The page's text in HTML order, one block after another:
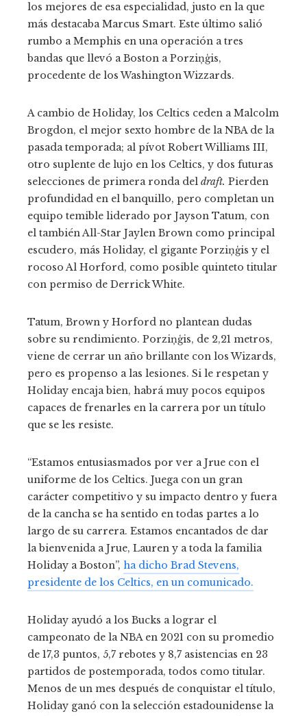
los mejores de esa especialidad, justo en la que
más destacaba Marcus Smart. Este último salió
rumbo a Memphis en una operación a tres
bandas que llevó a Boston a Porziņģis,
procedente de los Washington Wizzards.
A cambio de Holiday, los Celtics ceden a Malcolm
Brogdon, el mejor sexto hombre de la NBA de la
pasada temporada; al pívot Robert Williams III,
otro suplente de lujo en los Celtics, y dos futuras
selecciones de primera ronda del draft. Pierden
profundidad en el banquillo, pero completan un
equipo temible liderado por Jayson Tatum, con
el también All-Star Jaylen Brown como principal
escudero, más Holiday, el gigante Porziņģis y el
rocoso Al Horford, como posible quinteto titular
con permiso de Derrick White.
Tatum, Brown y Horford no plantean dudas
sobre su rendimiento. Porziņģis, de 2,21 metros,
viene de cerrar un año brillante con los Wizards,
pero es propenso a las lesiones. Si le respetan y
Holiday encaja bien, habrá muy pocos equipos
capaces de frenarles en la carrera por un título
que se les resiste.
“Estamos entusiasmados por ver a Jrue con el
uniforme de los Celtics. Juega con un gran
carácter competitivo y su impacto dentro y fuera
de la cancha se ha sentido en todas partes a lo
largo de su carrera. Estamos encantados de dar
la bienvenida a Jrue, Lauren y a toda la familia
Holiday a Boston”, ha dicho Brad Stevens,
presidente de los Celtics, en un comunicado.
Holiday ayudó a los Bucks a lograr el
campeonato de la NBA en 2021 con su promedio
de 17,3 puntos, 5,7 rebotes y 8,7 asistencias en 23
partidos de postemporada, todos como titular.
Menos de un mes después de conquistar el título,
Holiday ganó con la selección estadounidense la